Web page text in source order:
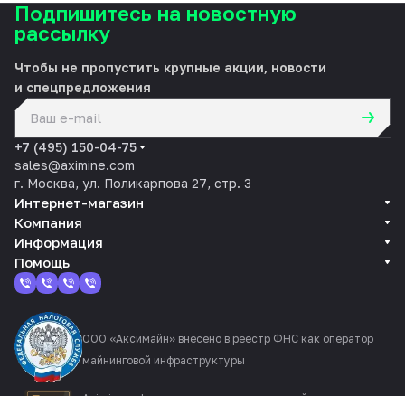
Подпишитесь на новостную
рассылку
Чтобы не пропустить крупные акции, новости
и спецпредложения
+7 (495) 150-04-75
sales@aximine.com
г. Москва, ул. Поликарпова 27, стр. 3
Интернет-магазин
Компания
Информация
Помощь
ООО «Аксимайн» внесено в реестр ФНС как оператор
майнинговой инфраструктуры